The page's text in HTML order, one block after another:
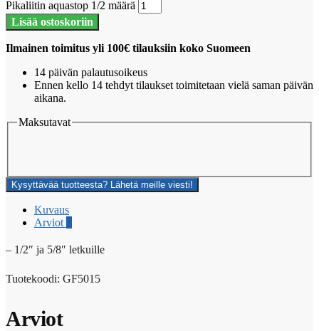
Pikaliitin aquastop 1/2 määrä
Lisää ostoskoriin
Ilmainen toimitus yli 100€ tilauksiin koko Suomeen
14 päivän palautusoikeus
Ennen kello 14 tehdyt tilaukset toimitetaan vielä saman päivän
aikana.
Maksutavat
Kysyttävää tuotteesta? Lähetä meille viesti!
Kuvaus
Arviot 0
– 1/2″ ja 5/8″ letkuille
Tuotekoodi: GF5015
Arviot